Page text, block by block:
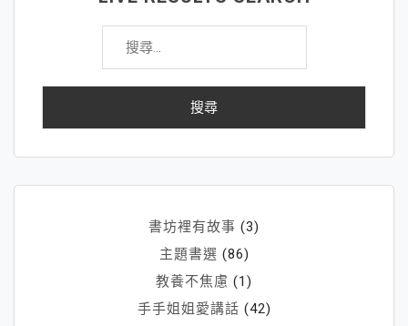
血
～
拼
搜
關
書坊裡有故事 (3)
主題書選 (86)
教養不焦慮 (1)
手手姐姐愛講話 (42)